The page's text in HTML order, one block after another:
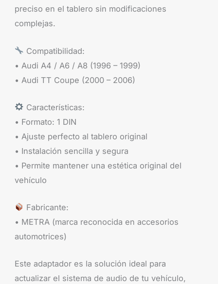
preciso en el tablero sin modificaciones
complejas.
Compatibilidad:
• Audi A4 / A6 / A8 (1996 – 1999)
• Audi TT Coupe (2000 – 2006)
Características:
• Formato: 1 DIN
• Ajuste perfecto al tablero original
• Instalación sencilla y segura
• Permite mantener una estética original del
vehículo
Fabricante:
• METRA (marca reconocida en accesorios
automotrices)
Este adaptador es la solución ideal para
actualizar el sistema de audio de tu vehículo,